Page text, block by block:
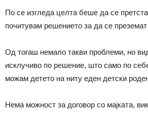
По се изгледа целта беше да се
почитувам решението за да се
Од тогаш немало такви проблеми, но
исклучиво по решение, што само по
можам детето на ниту еден детски
Нема можност за договор со мајката,